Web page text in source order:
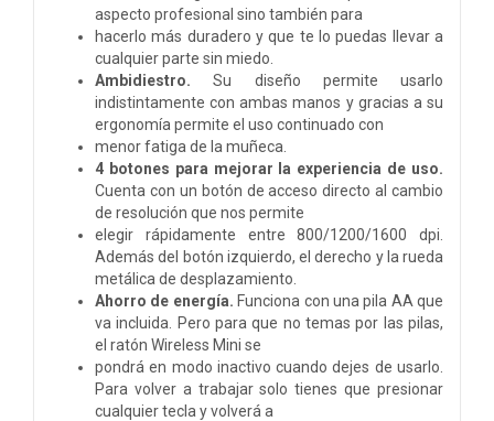
aspecto profesional sino también para
hacerlo más duradero y que te lo puedas llevar a
cualquier parte sin miedo.
Ambidiestro. Su diseño permite usarlo
indistintamente con ambas manos y gracias a su
ergonomía permite el uso continuado con
menor fatiga de la muñeca.
4 botones para mejorar la experiencia de uso.
Cuenta con un botón de acceso directo al cambio
de resolución que nos permite
elegir rápidamente entre 800/1200/1600 dpi.
Además del botón izquierdo, el derecho y la rueda
metálica de desplazamiento.
Ahorro de energía. Funciona con una pila AA que
va incluida. Pero para que no temas por las pilas,
el ratón Wireless Mini se
pondrá en modo inactivo cuando dejes de usarlo.
Para volver a trabajar solo tienes que presionar
cualquier tecla y volverá a